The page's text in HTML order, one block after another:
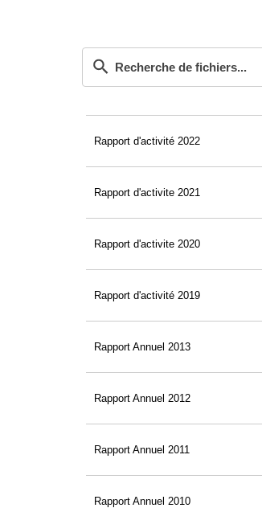
Rapport d'activité 2022
Rapport d'activite 2021
Rapport d'activite 2020
Rapport d'activité 2019
Rapport Annuel 2013
Rapport Annuel 2012
Rapport Annuel 2011
Rapport Annuel 2010